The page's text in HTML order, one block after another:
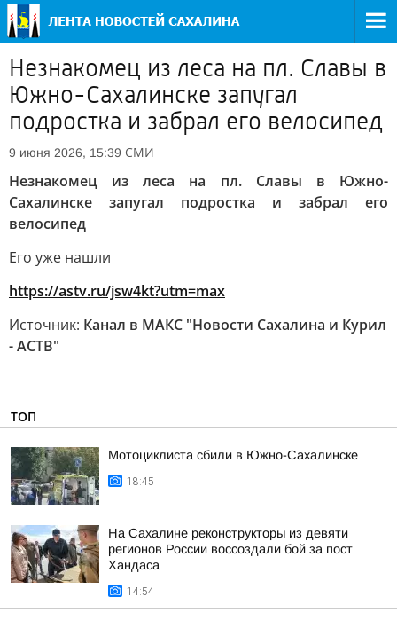
Незнакомец из леса на пл. Славы в
Южно-Сахалинске запугал
подростка и забрал его велосипед
9 июня 2026, 15:39 СМИ
Незнакомец из леса на пл. Славы в Южно-
Сахалинске запугал подростка и забрал его
велосипед
Его уже нашли
https://astv.ru/jsw4kt?utm=max
Источник: Канал в МАКС "Новости Сахалина и Курил
- АСТВ"
ТОП
Мотоциклиста сбили в Южно-Сахалинске
18:45
На Сахалине реконструкторы из девяти
регионов России воссоздали бой за пост
Хандаса
14:54